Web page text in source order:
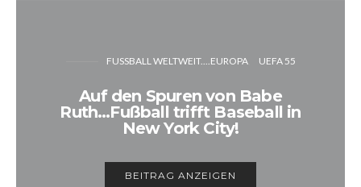
FUSSBALL WELTWEIT....EUROPA UEFA 55
Auf den Spuren von Babe
Ruth…Fußball trifft Baseball in
New York City!
BEITRAG ANZEIGEN